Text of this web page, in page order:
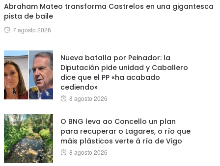
Abraham Mateo transforma Castrelos en una gigantesca
pista de baile
Posted
7 agosto 2026
Nueva batalla por Peinador: la
Diputación pide unidad y Caballero
dice que el PP «ha acabado
cediendo»
Posted
8 agosto 2026
O BNG leva ao Concello un plan
para recuperar o Lagares, o río que
máis plásticos verte á ría de Vigo
Posted
8 agosto 2026